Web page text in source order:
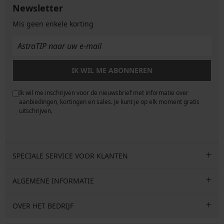
Newsletter
Mis geen enkele korting
IK WIL ME ABONNEREN
Ik wil me inschrijven voor de nieuwsbrief met informatie over
aanbiedingen, kortingen en sales. Je kunt je op elk moment gratis
uitschrijven.
SPECIALE SERVICE VOOR KLANTEN
ALGEMENE INFORMATIE
OVER HET BEDRIJF